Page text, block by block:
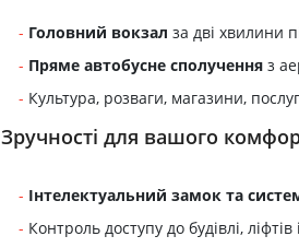
Головний вокзал за дві хвилини
Пряме автобусне сполучення з
Культура, розваги, магазини,
Зручності для вашого
Інтелектуальний замок та
Контроль доступу до будівлі,